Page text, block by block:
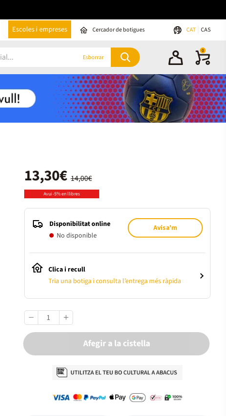
Escoles i empreses Cercador de botigues CAT CAS
Esborrar
0
14,00€
13,30€
Avui -5% en llibres
Disponibilitat online
No disponible
Avisa'm
Clica i recull
Tria una botiga i consulta l’entrega més ràpida
Afegir a la cistella